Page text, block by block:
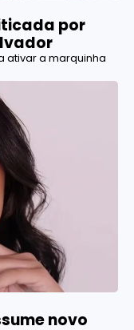
por
ativar a marquinha
novo